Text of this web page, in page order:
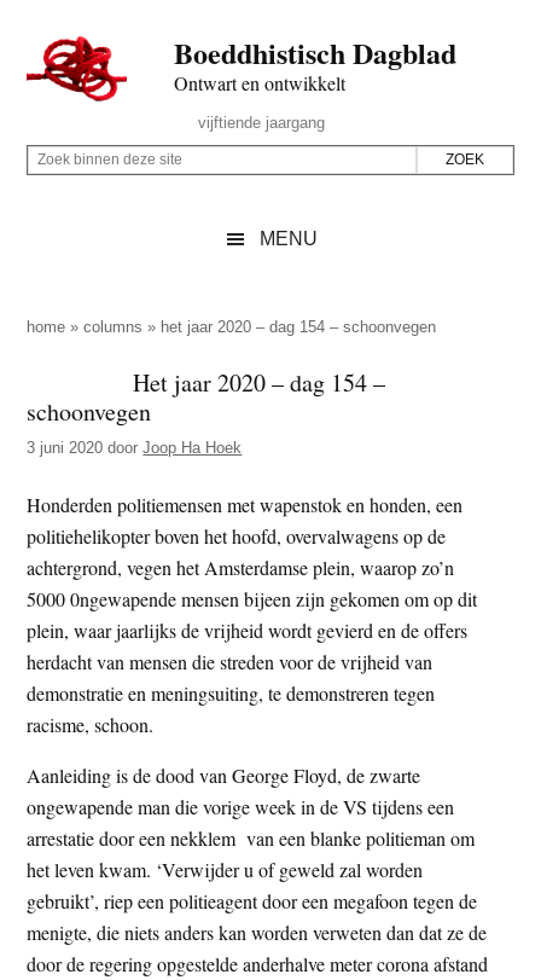
naar
de
inhoud
secondary
naar
de
sidebar
naar
de
Boeddhistisch Dagblad
Ontwart en ontwikkelt
Rechts
vijftiende jaargang
Z
p
z
e
s
i
t
e
Z
i
e
n
e
z
e
s
i
t
e
MENU
home »columns » het jaar 2020 – dag 154 – schoonvegen
Het jaar 2020 – dag 154 –
schoonvegen
3 juni 2020 doorJoop Ha Hoek
Honderden politiemensen met wapenstok en honden, een
politiehelikopter boven het hoofd, overvalwagens op de
achtergrond, vegen het Amsterdamse plein, waarop zo’n
5000 0ngewapende mensen bijeen zijn gekomen om op dit
plein, waar jaarlijks de vrijheid wordt gevierd en de offers
herdacht van mensen die streden voor de vrijheid van
demonstratie en meningsuiting, te demonstreren tegen
racisme, schoon.
Aanleiding is de dood van George Floyd, de zwarte
ongewapende man die vorige week in de VS tijdens een
arrestatie door een nekklem van een blanke politieman om
het leven kwam. ‘Verwijder u of geweld zal worden
gebruikt’, riep een politieagent door een megafoon tegen de
menigte, die niets anders kan worden verweten dan dat ze de
door de regering opgestelde anderhalve meter corona afstand